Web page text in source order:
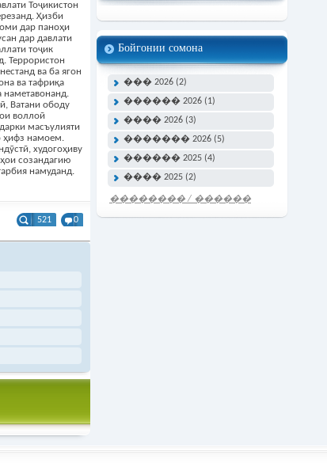
Бойгонии сомона
��� 2026 (2)
������ 2026 (1)
���� 2026 (3)
������� 2026 (5)
������ 2025 (4)
���� 2025 (2)
�������� / ������
���� �����
Тоҷикистон
Ҳизби
дар паноҳи
дар давлати
тоҷик
Террористон
ва ба ягон
ва тафриқа
наметавонанд.
Ватани ободу
воллоӣ
масъулияти
ҳифз намоем.
худогоҳиву
созандагию
намуданд.
521 0